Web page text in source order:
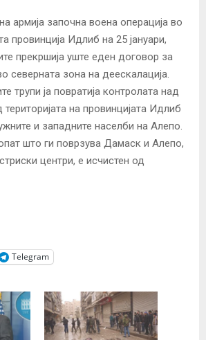
армија започна воена операција во
провинција Идлиб на 25 јануари,
прекршија уште еден договор за
северната зона на деескалација.
трупи ја повратија контролата над
на провинцијата Идлиб
и западните населби на Алепо.
што ги поврзува Дамаск и Алепо,
центри, е исчистен од
Telegram